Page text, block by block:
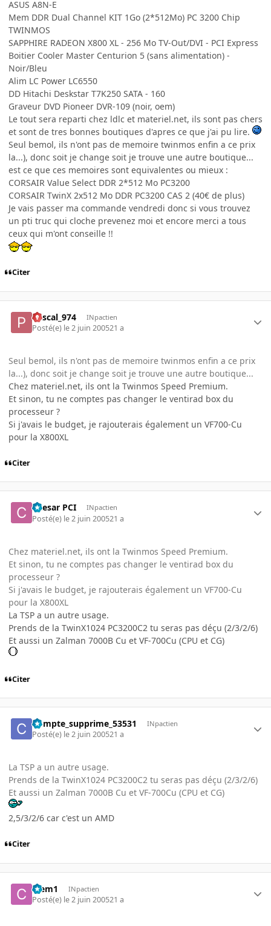
ASUS A8N-E
Mem DDR Dual Channel KIT 1Go (2*512Mo) PC 3200 Chip
TWINMOS
SAPPHIRE RADEON X800 XL - 256 Mo TV-Out/DVI - PCI Express
Boitier Cooler Master Centurion 5 (sans alimentation) -
Noir/Bleu
Alim LC Power LC6550
DD Hitachi Deskstar T7K250 SATA - 160
Graveur DVD Pioneer DVR-109 (noir, oem)
Le tout sera reparti chez ldlc et materiel.net, ils sont pas chers
et sont de tres bonnes boutiques d'apres ce que j'ai pu lire.
Seul bemol, ils n'ont pas de memoire twinmos enfin a ce prix
la...), donc soit je change soit je trouve une autre boutique...
est ce que ces memoires sont equivalentes ou mieux :
CORSAIR Value Select DDR 2*512 Mo PC3200
CORSAIR TwinX 2x512 Mo DDR PC3200 CAS 2 (40€ de plus)
Je vais passer ma commande vendredi donc si vous trouvez
un pti truc qui cloche prevenez moi et encore merci a tous
ceux qui m'ont conseille !!
Citer
Pascal_974 INpactien
Posté(e) le 2 juin 200521 a
Seul bemol, ils n'ont pas de memoire twinmos enfin a ce prix
la...), donc soit je change soit je trouve une autre boutique...
Chez materiel.net, ils ont la Twinmos Speed Premium.
Et sinon, tu ne comptes pas changer le ventirad box du
processeur ?
Si j'avais le budget, je rajouterais également un VF700-Cu
pour la X800XL
Citer
Caesar PCI INpactien
Posté(e) le 2 juin 200521 a
Chez materiel.net, ils ont la Twinmos Speed Premium.
Et sinon, tu ne comptes pas changer le ventirad box du
processeur ?
Si j'avais le budget, je rajouterais également un VF700-Cu
pour la X800XL
La TSP a un autre usage.
Prends de la TwinX1024 PC3200C2 tu seras pas déçu (2/3/2/6)
Et aussi un Zalman 7000B Cu et VF-700Cu (CPU et CG)
Citer
Compte_supprime_53531 INpactien
Posté(e) le 2 juin 200521 a
La TSP a un autre usage.
Prends de la TwinX1024 PC3200C2 tu seras pas déçu (2/3/2/6)
Et aussi un Zalman 7000B Cu et VF-700Cu (CPU et CG)
2,5/3/2/6 car c'est un AMD
Citer
Clem1 INpactien
Posté(e) le 2 juin 200521 a